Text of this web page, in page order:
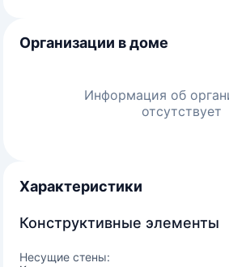
Организации в доме
Информация об
отсутствует
Характеристики
Конструктивные элементы
Несущие стены: